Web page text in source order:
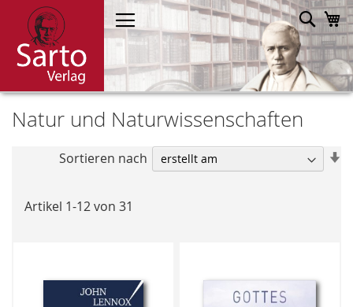
Direkt
zum
Inhalt
Natur und Naturwissenschaften
Artikel 1-12von 31
Sortieren nach